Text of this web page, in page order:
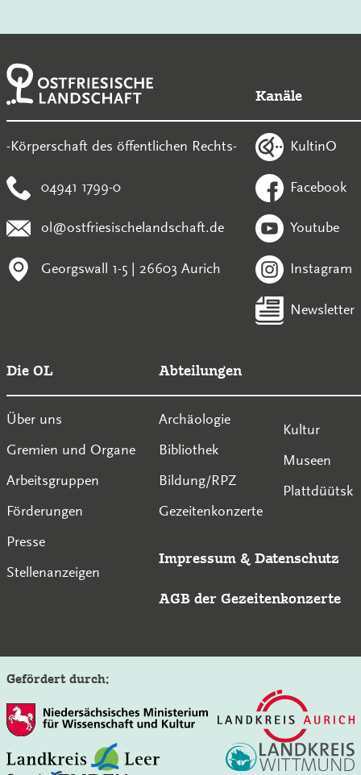
-Körperschaft des öffentlichen Rechts-
04941 1799-0
ol@ostfriesischelandschaft.de
Georgswall 1-5 | 26603 Aurich
Kanäle
KultinO
Facebook
Youtube
Instagram
Newsletter
Die OL
Über uns
Gremien und Organe
Arbeitsgruppen
Förderungen
Presse
Stellenanzeigen
Abteilungen
Archäologie
Bibliothek
Bildung/RPZ
Gezeitenkonzerte
Kultur
Museen
Plattdüütsk
Impressum & Datenschutz
AGB der Gezeitenkonzerte
Gefördert durch: